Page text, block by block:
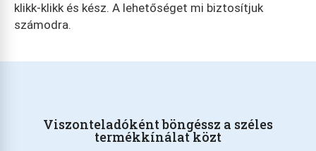
klikk-klikk és kész. A lehetőséget mi biztosítjuk
számodra.
Viszonteladóként böngéssz a széles
termékkínálat közt